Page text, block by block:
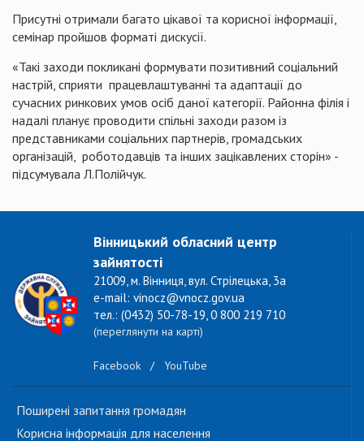
Присутні отримали багато цікавої та корисної інформації,
семінар пройшов форматі дискусії.
«Такі заходи покликані формувати позитивний соціальний
настрій, сприяти працевлаштуванні та адаптації до
сучасних ринкових умов осіб даної категорії. Районна філія і
надалі планує проводити спільні заходи разом із
представниками соціальних партнерів, громадських
організацій, роботодавців та інших зацікавлених сторін» -
підсумувала Л.Полійчук.
Вінницький обласний центр
зайнятості
21009, м. Вінниця, вул. Стрілецька, 3а
e-mail: vinocz@vnocz.gov.ua
тел.: (0432) 50-78-19, 0 800 219 710
(переглянути на карті)
Facebook / YouTube
Поширені запитання громадян
Корисна інформація для населення